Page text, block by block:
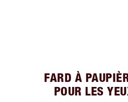
FARD À
POUR LES